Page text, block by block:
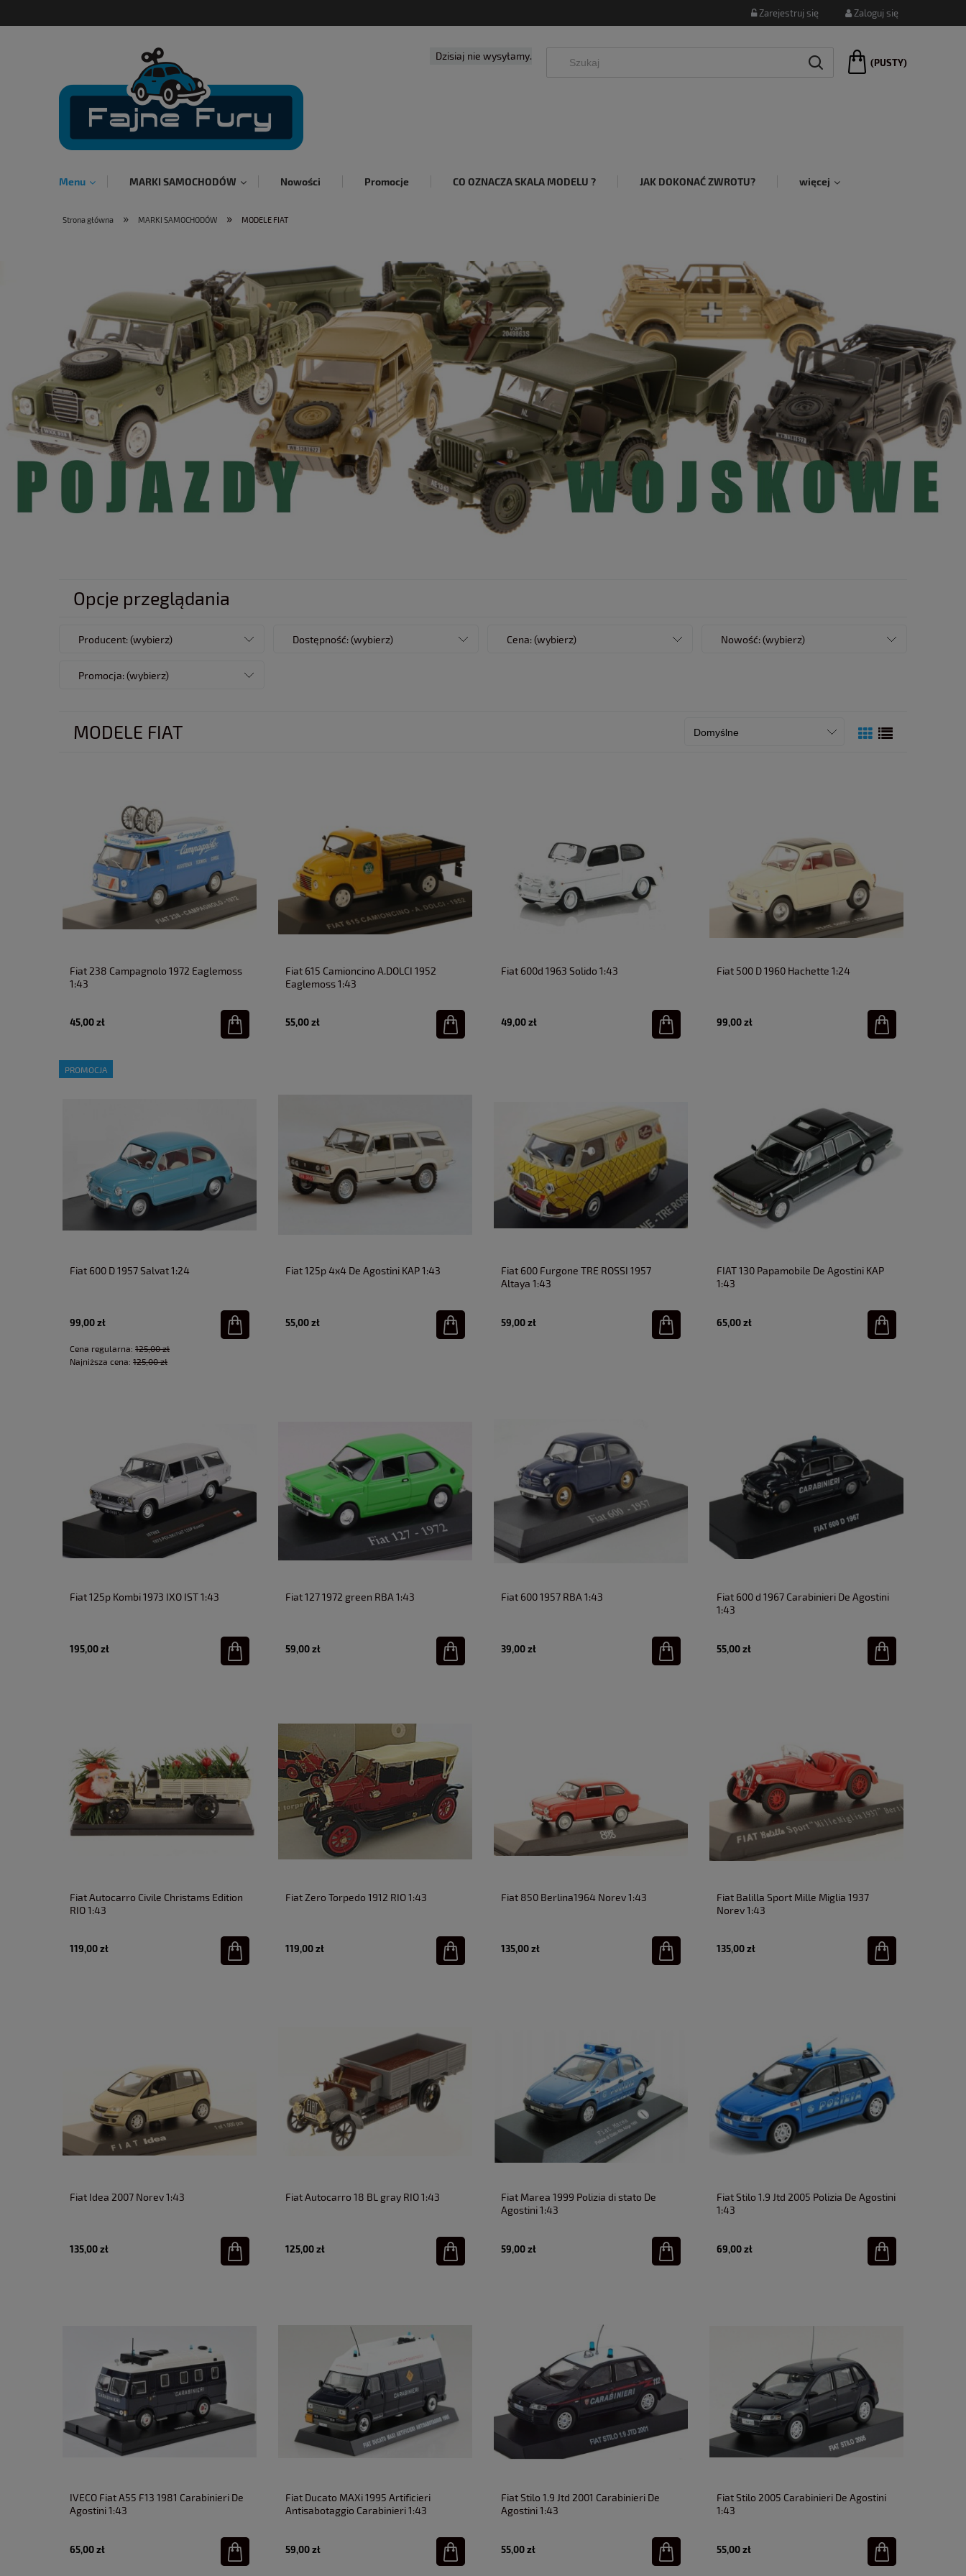
Zarejestruj się Zaloguj się
(PUSTY)
Dzisiaj nie wysyłamy.
Menu MARKI SAMOCHODÓW Nowości Promocje CO OZNACZA SKALA MODELU ? JAK DOKONAĆ ZWROTU? więcej
Strona główna » MARKI SAMOCHODÓW » MODELE FIAT
Opcje przeglądania
Producent: (wybierz) Dostępność: (wybierz) Cena: (wybierz) Nowość: (wybierz)
Promocja: (wybierz)
MODELE FIAT
Fiat 238 Campagnolo 1972 Eaglemoss
1:43
45,00 zł
Fiat 615 Camioncino A.DOLCI 1952
Eaglemoss 1:43
55,00 zł
Fiat 600d 1963 Solido 1:43
49,00 zł
Fiat 500 D 1960 Hachette 1:24
99,00 zł
Fiat 600 D 1957 Salvat 1:24
99,00 zł
Cena regularna: 125,00 zł
Najniższa cena: 125,00 zł
PROMOCJA
Fiat 125p 4x4 De Agostini KAP 1:43
55,00 zł
Fiat 600 Furgone TRE ROSSI 1957
Altaya 1:43
59,00 zł
FIAT 130 Papamobile De Agostini KAP
1:43
65,00 zł
Fiat 125p Kombi 1973 IXO IST 1:43
195,00 zł
Fiat 127 1972 green RBA 1:43
59,00 zł
Fiat 600 1957 RBA 1:43
39,00 zł
Fiat 600 d 1967 Carabinieri De Agostini
1:43
55,00 zł
Fiat Autocarro Civile Christams Edition
RIO 1:43
119,00 zł
Fiat Zero Torpedo 1912 RIO 1:43
119,00 zł
Fiat 850 Berlina1964 Norev 1:43
135,00 zł
Fiat Balilla Sport Mille Miglia 1937
Norev 1:43
135,00 zł
Fiat Idea 2007 Norev 1:43
135,00 zł
Fiat Autocarro 18 BL gray RIO 1:43
125,00 zł
Fiat Marea 1999 Polizia di stato De
Agostini 1:43
59,00 zł
Fiat Stilo 1.9 Jtd 2005 Polizia De Agostini
1:43
69,00 zł
IVECO Fiat A55 F13 1981 Carabinieri De
Agostini 1:43
65,00 zł
Fiat Ducato MAXi 1995 Artificieri
Antisabotaggio Carabinieri 1:43
59,00 zł
Fiat Stilo 1.9 Jtd 2001 Carabinieri De
Agostini 1:43
55,00 zł
Fiat Stilo 2005 Carabinieri De Agostini
1:43
55,00 zł